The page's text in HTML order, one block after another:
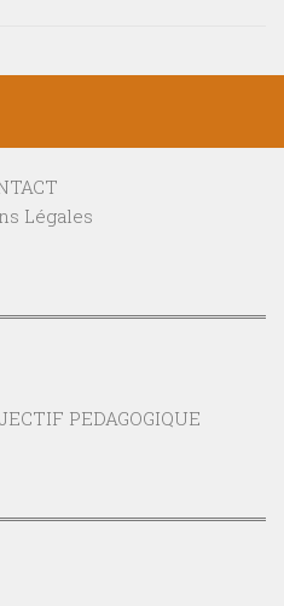
Légales
PEDAGOGIQUE